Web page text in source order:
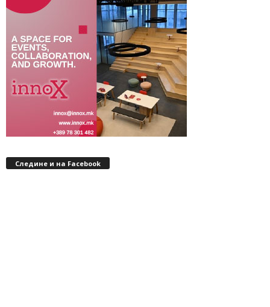
Следине и на Facebook